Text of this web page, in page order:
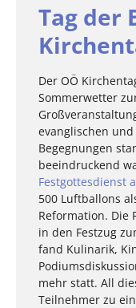
Tag der
Der OÖ
Sommerwetter
evanglischen
Begegnungen
beeindruckend
Festgottesdienst
500 Luftballons
Reformation. Die
in den Festzug
fand Kulinarik,
mehr statt. All
Teilnehmer zu